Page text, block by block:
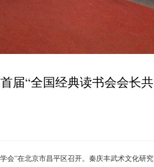
届“全国经典读书会会长共
会”在北京市昌平区召开。秦庆丰武术文化研究